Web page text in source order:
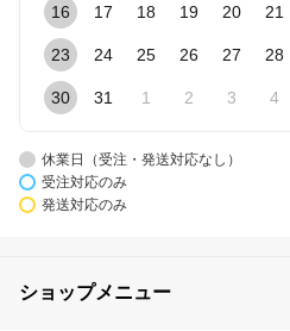
16 17 18 19 20 21
23 24 25 26 27 28
30 31 1 2 3 4
休業日（受注・発送対応なし）
受注対応のみ
発送対応のみ
ショップメニュー